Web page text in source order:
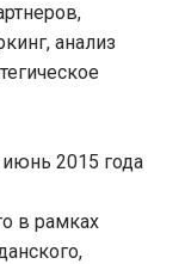
анализ
июнь 2015 года
в рамках